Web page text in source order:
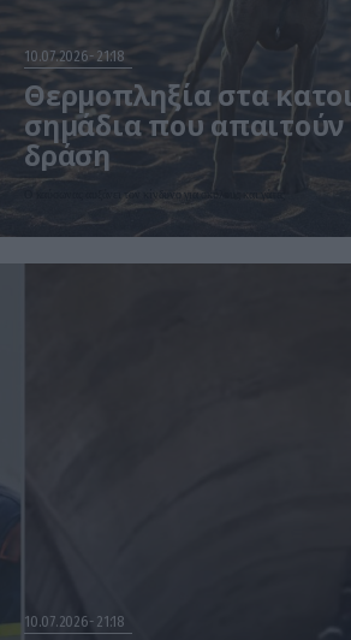
10.07.2026 21:18
Θερμοπληξία στα
σημάδια που
δράση
Ο καύσωνας αυξάνει τον κίνδυνο για σκύλους και γάτες
10.07.2026 21:18